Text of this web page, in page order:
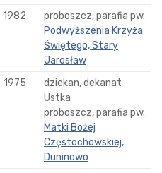
1982
proboszcz, parafia pw.
Podwyższenia Krzyża
Świętego, Stary
Jarosław
1975
dziekan, dekanat
Ustka
proboszcz, parafia pw.
Matki Bożej
Częstochowskiej,
Duninowo